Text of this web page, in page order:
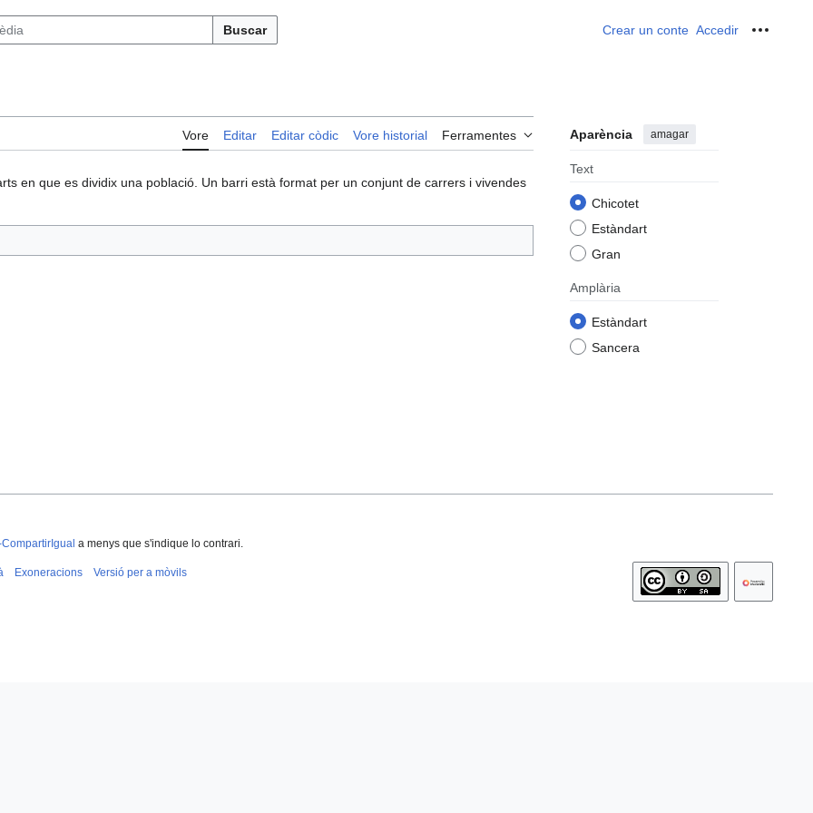
Buscar Crear un conte Accedir
Vore Editar Editar còdic Vore historial Ferramentes Aparència amagar
Text
Chicotet
Estàndart
Gran
Amplària
Estàndart
Sancera
en que es dividix una població. Un barri està format per un conjunt de carrers i vivendes
a menys que s'indique lo contrari.
Exoneracions Versió per a mòvils